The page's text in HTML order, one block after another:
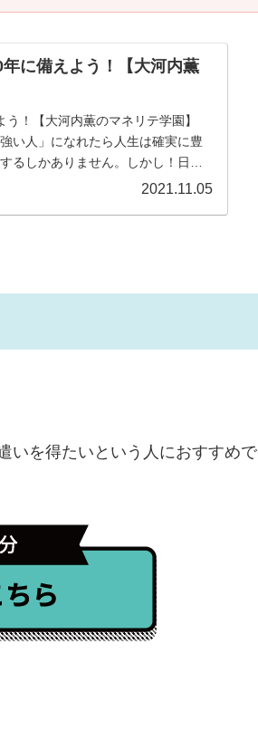
に備えよう！【大河内薫
！【大河内薫のマネリテ学園】
い人」になれたら人生は確実に豊
るしかありません。しかし！日本
2021.11.05
いを得たいという人におすすめで